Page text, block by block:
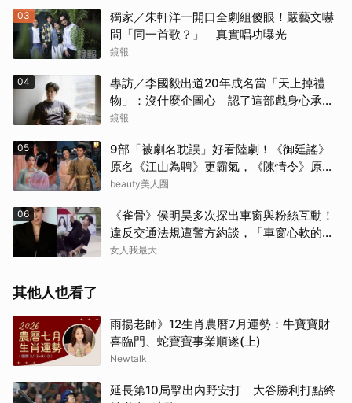
03
獨家／朱軒洋一開口全劇組傻眼！嚴藝文嚇
問「同一首歌？」 真實唱功曝光
鏡報
04
專訪／李國毅出道20年成名當「天上掉禮
物」：沒什麼企圖心 認了這部戲身心承受
壓力最大
鏡報
05
9部「被劇名耽誤」好看陸劇！《御廷謠》
原名《江山為聘》更霸氣，《陳情令》原名
好聽
beauty美人圈
06
《雀骨》侯明昊多次探出車窗與粉絲互動！
違反交通法規遭警方約談，「車窗心軟的
神」上熱搜
女人我最大
其他人也看了
雨揚老師》12生肖農曆7月運勢：牛寶寶財
喜臨門、蛇寶寶事業順遂(上)
Newtalk
延長第10局擊出內野安打 大谷勝利打點終